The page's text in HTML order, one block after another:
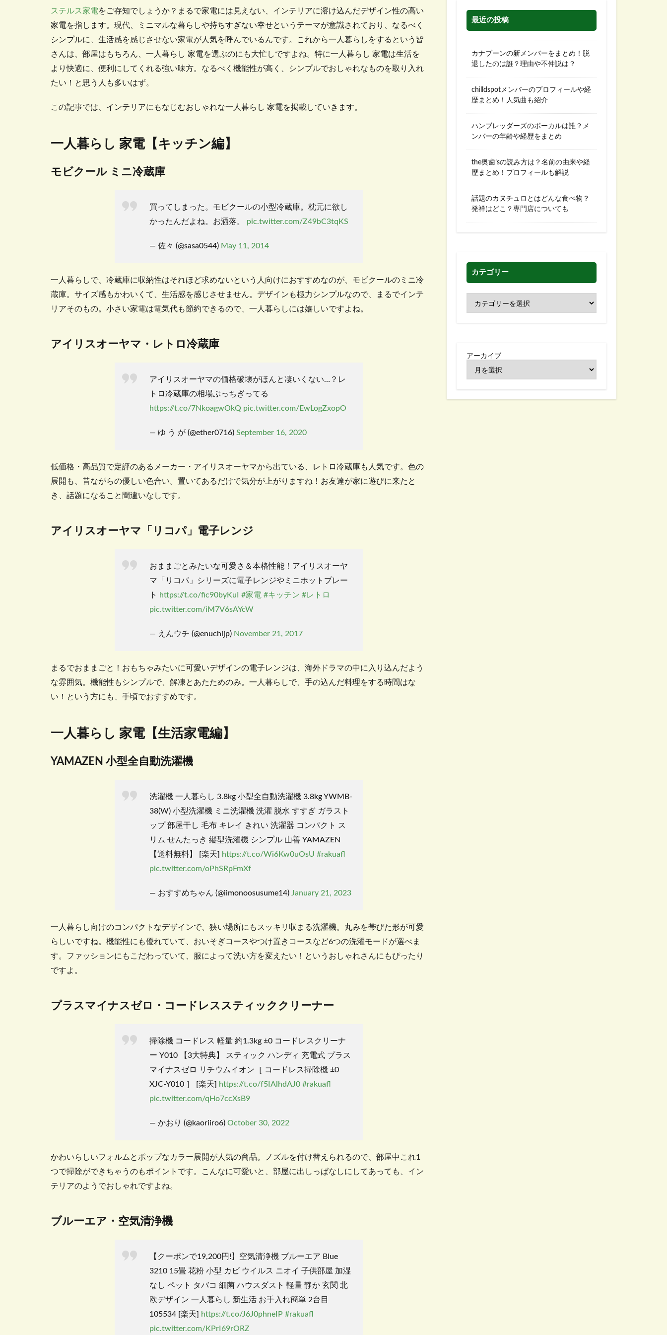
ステルス家電をご存知でしょうか？まるで家電には見えない、インテリアに溶け込んだデザイン性の高い
家電を指します。現代、ミニマルな暮らしや持ちすぎない幸せというテーマが意識されており、なるべく
シンプルに、生活感を感じさせない家電が人気を呼んでいるんです。これから一人暮らしをするという皆
さんは、部屋はもちろん、一人暮らし 家電を選ぶのにも大忙しですよね。特に一人暮らし 家電は生活を
より快適に、便利にしてくれる強い味方。なるべく機能性が高く、シンプルでおしゃれなものを取り入れ
たい！と思う人も多いはず。
この記事では、インテリアにもなじむおしゃれな一人暮らし 家電を掲載していきます。
一人暮らし 家電【キッチン編】
モビクール ミニ冷蔵庫
買ってしまった。モビクールの小型冷蔵庫。枕元に欲し
かったんだよね。お洒落。 pic.twitter.com/Z49bC3tqKS
— 佐々 (@sasa0544) May 11, 2014
一人暮らしで、冷蔵庫に収納性はそれほど求めないという人向けにおすすめなのが、モビクールのミニ冷
蔵庫。サイズ感もかわいくて、生活感を感じさせません。デザインも極力シンプルなので、まるでインテ
リアそのもの。小さい家電は電気代も節約できるので、一人暮らしには嬉しいですよね。
アイリスオーヤマ・レトロ冷蔵庫
アイリスオーヤマの価格破壊がほんと凄いくない…？レ
トロ冷蔵庫の相場ぶっちぎってる
https://t.co/7NkoagwOkQ pic.twitter.com/EwLogZxopO
— ゆ う が (@ether0716) September 16, 2020
低価格・高品質で定評のあるメーカー・アイリスオーヤマから出ている、レトロ冷蔵庫も人気です。色の
展開も、昔ながらの優しい色合い。置いてあるだけで気分が上がりますね！お友達が家に遊びに来たと
き、話題になること間違いなしです。
アイリスオーヤマ「リコパ」電子レンジ
おままごとみたいな可愛さ＆本格性能！アイリスオーヤ
マ「リコパ」シリーズに電子レンジやミニホットプレー
ト
https://t.co/fic90byKuI #家電 #キッチン #レトロ
pic.twitter.com/iM7V6sAYcW
— えんウチ (@enuchijp) November 21, 2017
まるでおままごと！おもちゃみたいに可愛いデザインの電子レンジは、海外ドラマの中に入り込んだよう
な雰囲気。機能性もシンプルで、解凍とあたためのみ。一人暮らしで、手の込んだ料理をする時間はな
い！という方にも、手頃でおすすめです。
一人暮らし 家電【生活家電編】
YAMAZEN 小型全自動洗濯機
洗濯機 一人暮らし 3.8kg 小型全自動洗濯機 3.8kg YWMB-
38(W) 小型洗濯機 ミニ洗濯機 洗濯 脱水 すすぎ ガラスト
ップ 部屋干し 毛布 キレイ きれい 洗濯器 コンパクト ス
リム せんたっき 縦型洗濯機 シンプル 山善 YAMAZEN
【送料無料】 [楽天] https://t.co/Wi6Kw0uOsU #rakuafl
pic.twitter.com/oPhSRpFmXf
— おすすめちゃん (@iimonoosusume14) January 21, 2023
一人暮らし向けのコンパクトなデザインで、狭い場所にもスッキリ収まる洗濯機。丸みを帯びた形が可愛
らしいですね。機能性にも優れていて、おいそぎコースやつけ置きコースなど6つの洗濯モードが選べま
す。ファッションにもこだわっていて、服によって洗い方を変えたい！というおしゃれさんにもぴったり
ですよ。
プラスマイナスゼロ・コードレススティッククリーナー
掃除機 コードレス 軽量 約1.3kg ±0 コードレスクリーナ
ー Y010 【3大特典】 スティック ハンディ 充電式 プラス
マイナスゼロ リチウムイオン［ コードレス掃除機 ±0
XJC-Y010 ］ [楽天] https://t.co/f5IAlhdAJ0 #rakuafl
pic.twitter.com/qHo7ccXsB9
— かおり (@kaoriiro6) October 30, 2022
かわいらしいフォルムとポップなカラー展開が人気の商品。ノズルを付け替えられるので、部屋中これ1
つで掃除ができちゃうのもポイントです。こんなに可愛いと、部屋に出しっぱなしにしてあっても、イン
テリアのようでおしゃれですよね。
ブルーエア・空気清浄機
【クーポンで19,200円!】空気清浄機 ブルーエア Blue
3210 15畳 花粉 小型 カビ ウイルス ニオイ 子供部屋 加湿
なし ペット タバコ 細菌 ハウスダスト 軽量 静か 玄関 北
欧デザイン 一人暮らし 新生活 お手入れ簡単 2台目
105534 [楽天] https://t.co/J6J0phneIP #rakuafl
pic.twitter.com/KPrI69rORZ
最近の投稿
カナブーンの新メンバーをまとめ！脱
退したのは誰？理由や不仲説は？
chilldspotメンバーのプロフィールや経
歴まとめ！人気曲も紹介
ハンブレッダーズのボーカルは誰？メ
ンバーの年齢や経歴をまとめ
the奥歯’sの読み方は？名前の由来や経
歴まとめ！プロフィールも解説
話題のカヌチュロとはどんな食べ物？
発祥はどこ？専門店についても
カテゴリー
アーカイブ